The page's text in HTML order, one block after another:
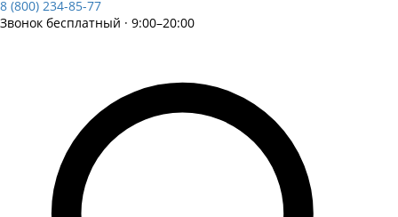
8 (800) 234-85-77
Звонок бесплатный · 9:00–20:00